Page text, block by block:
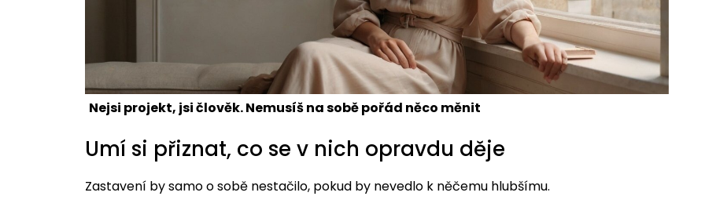
Nejsi projekt, jsi člověk. Nemusíš na sobě pořád něco měnit
Umí si přiznat, co se v nich opravdu děje
Zastavení by samo o sobě nestačilo, pokud by nevedlo k něčemu hlubšímu.